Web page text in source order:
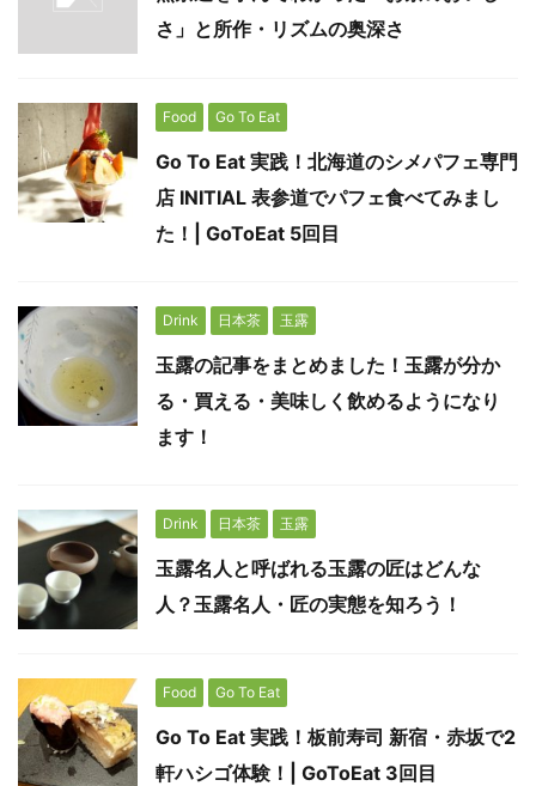
さ」と所作・リズムの奥深さ
Food Go To Eat
Go To Eat 実践！北海道のシメパフェ専門
店 INITIAL 表参道でパフェ食べてみまし
た！| GoToEat 5回目
Drink 日本茶 玉露
玉露の記事をまとめました！玉露が分か
る・買える・美味しく飲めるようになり
ます！
Drink 日本茶 玉露
玉露名人と呼ばれる玉露の匠はどんな
人？玉露名人・匠の実態を知ろう！
Food Go To Eat
Go To Eat 実践！板前寿司 新宿・赤坂で2
軒ハシゴ体験！| GoToEat 3回目